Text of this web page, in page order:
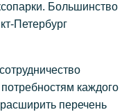
Большинство
Петербург
каждого
перечень